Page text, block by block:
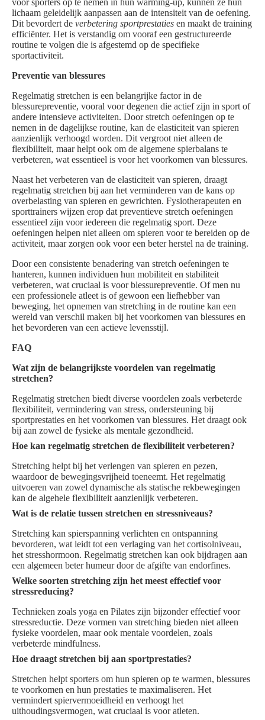
voor sporters op te nemen in hun warming-up, kunnen ze hun
lichaam geleidelijk aanpassen aan de intensiteit van de oefening.
Dit bevordert de verbetering sportprestaties en maakt de training
efficiënter. Het is verstandig om vooraf een gestructureerde
routine te volgen die is afgestemd op de specifieke
sportactiviteit.
Preventie van blessures
Regelmatig stretchen is een belangrijke factor in de
blessurepreventie, vooral voor degenen die actief zijn in sport of
andere intensieve activiteiten. Door stretch oefeningen op te
nemen in de dagelijkse routine, kan de elasticiteit van spieren
aanzienlijk verhoogd worden. Dit vergroot niet alleen de
flexibiliteit, maar helpt ook om de algemene spierbalans te
verbeteren, wat essentieel is voor het voorkomen van blessures.
Naast het verbeteren van de elasticiteit van spieren, draagt
regelmatig stretchen bij aan het verminderen van de kans op
overbelasting van spieren en gewrichten. Fysiotherapeuten en
sporttrainers wijzen erop dat preventieve stretch oefeningen
essentieel zijn voor iedereen die regelmatig sport. Deze
oefeningen helpen niet alleen om spieren voor te bereiden op de
activiteit, maar zorgen ook voor een beter herstel na de training.
Door een consistente benadering van stretch oefeningen te
hanteren, kunnen individuen hun mobiliteit en stabiliteit
verbeteren, wat cruciaal is voor blessurepreventie. Of men nu
een professionele atleet is of gewoon een liefhebber van
beweging, het opnemen van stretching in de routine kan een
wereld van verschil maken bij het voorkomen van blessures en
het bevorderen van een actieve levensstijl.
FAQ
Wat zijn de belangrijkste voordelen van regelmatig
stretchen?
Regelmatig stretchen biedt diverse voordelen zoals verbeterde
flexibiliteit, vermindering van stress, ondersteuning bij
sportprestaties en het voorkomen van blessures. Het draagt ook
bij aan zowel de fysieke als mentale gezondheid.
Hoe kan regelmatig stretchen de flexibiliteit verbeteren?
Stretching helpt bij het verlengen van spieren en pezen,
waardoor de bewegingsvrijheid toeneemt. Het regelmatig
uitvoeren van zowel dynamische als statische rekbewegingen
kan de algehele flexibiliteit aanzienlijk verbeteren.
Wat is de relatie tussen stretchen en stressniveaus?
Stretching kan spierspanning verlichten en ontspanning
bevorderen, wat leidt tot een verlaging van het cortisolniveau,
het stresshormoon. Regelmatig stretchen kan ook bijdragen aan
een algemeen beter humeur door de afgifte van endorfines.
Welke soorten stretching zijn het meest effectief voor
stressreducing?
Technieken zoals yoga en Pilates zijn bijzonder effectief voor
stressreductie. Deze vormen van stretching bieden niet alleen
fysieke voordelen, maar ook mentale voordelen, zoals
verbeterde mindfulness.
Hoe draagt stretchen bij aan sportprestaties?
Stretchen helpt sporters om hun spieren op te warmen, blessures
te voorkomen en hun prestaties te maximaliseren. Het
vermindert spiervermoeidheid en verhoogt het
uithoudingsvermogen, wat cruciaal is voor atleten.